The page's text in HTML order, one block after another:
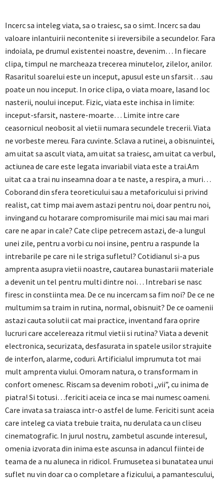
Incerc sa inteleg viata, sa o traiesc, sa o simt. Incerc sa dau
valoare inlantuirii necontenite si ireversibile a secundelor. Fara
indoiala, pe drumul existentei noastre, devenim… In fiecare
clipa, timpul ne marcheaza trecerea minutelor, zilelor, anilor.
Rasaritul soarelui este un inceput, apusul este un sfarsit…sau
poate un nou inceput. In orice clipa, o viata moare, lasand loc
nasterii, noului inceput. Fizic, viata este inchisa in limite:
inceput-sfarsit, nastere-moarte… Limite intre care
ceasornicul neobosit al vietii numara secundele trecerii. Viata
ne vorbeste mereu. Fara cuvinte. Sclava a rutinei, a obisnuintei,
am uitat sa ascult viata, am uitat sa traiesc, am uitat ca verbul,
actiunea de care este legata invariabil viata este a trai.Am
uitat ca a trai nu inseamna doar a te naste, a respira, a muri…
Coborand din sfera teoreticului sau a metaforicului si privind
realist, cat timp mai avem astazi pentru noi, doar pentru noi,
invingand cu hotarare compromisurile mai mici sau mai mari
care ne apar in cale? Cate clipe petrecem astazi, de-a lungul
unei zile, pentru a vorbi cu noi insine, pentru a raspunde la
intrebarile pe care ni le striga sufletul? Cotidianul si-a pus
amprenta asupra vietii noastre, cautarea bunastarii materiale
a devenit un tel pentru multi dintre noi… Intrebari se nasc
firesc in constiinta mea. De ce nu incercam sa fim noi? De ce ne
multumim sa traim in rutina, normal, obisnuit? De ce oamenii
astazi cauta solutii cat mai practice, inventand fara oprire
lucruri care accelereaza ritmul vietii si rutina? Viata a devenit
electronica, securizata, desfasurata in spatele usilor strajuite
de interfon, alarme, coduri. Artificialul imprumuta tot mai
mult amprenta viului. Omoram natura, o transformam in
confort omenesc. Riscam sa devenim roboti ,,vii”, cu inima de
piatra! Si totusi…fericiti aceia ce inca se mai numesc oameni.
Care invata sa traiasca intr-o astfel de lume. Fericiti sunt aceia
care inteleg ca viata trebuie traita, nu derulata ca un cliseu
cinematografic. In jurul nostru, zambetul ascunde interesul,
omenia izvorata din inima este ascunsa in adancul fiintei de
teama de a nu aluneca in ridicol. Frumusetea si bunatatea unui
suflet nu vin doar ca o completare a fizicului, a pamantescului,